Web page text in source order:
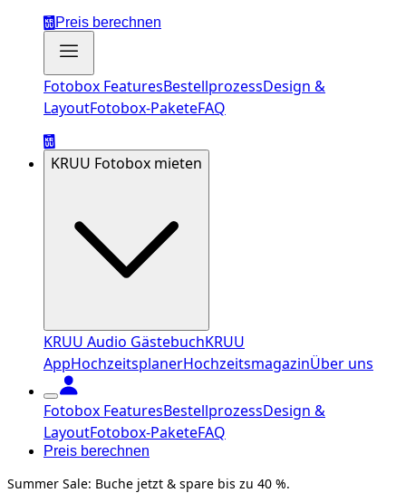
Preis berechnen
Fotobox FeaturesBestellprozessDesign &
LayoutFotobox-PaketeFAQ
KRUU Fotobox mieten
KRUU Audio GästebuchKRUU
AppHochzeitsplanerHochzeitsmagazinÜber uns
Fotobox FeaturesBestellprozessDesign &
LayoutFotobox-PaketeFAQ
Preis berechnen
Summer Sale: Buche jetzt & spare bis zu 40 %.